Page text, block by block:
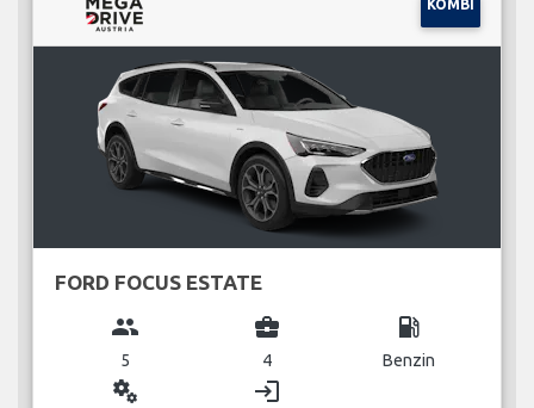
KOMBI
FORD FOCUS ESTATE
group
5
business_center
4
local_gas_station
Benzin
miscellaneous_services login